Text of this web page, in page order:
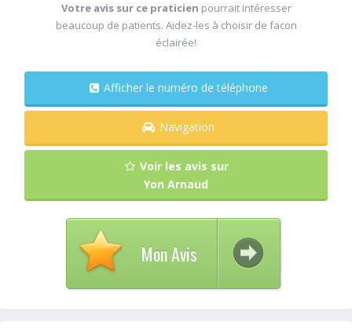
Votre avis sur ce praticien pourrait intéresser
beaucoup de patients. Aidez-les à choisir de facon
éclairée!
Afficher le numéro de téléphone
Navigation
Voir les avis sur
Yon Arnaud
Mon Avis